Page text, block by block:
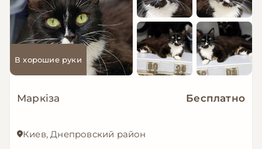
В хорошие руки
Маркіза Бесплатно
Киев, Днепровский район